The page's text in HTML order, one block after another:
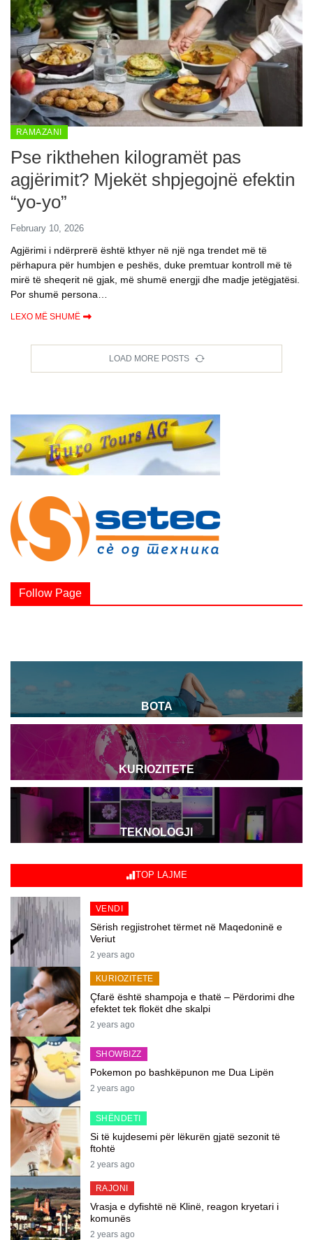
RAMAZANI
Pse rikthehen kilogramët pas
agjërimit? Mjekët shpjegojnë efektin
“yo-yo”
February 10, 2026
Agjërimi i ndërprerë është kthyer në një nga trendet më të
përhapura për humbjen e peshës, duke premtuar kontroll më të
mirë të sheqerit në gjak, më shumë energji dhe madje jetëgjatësi.
Por shumë persona…
LEXO MË SHUMË
LOAD MORE POSTS
Follow Page
BOTA
KURIOZITETE
TEKNOLOGJI
TOP LAJME
VENDI
Sërish regjistrohet tërmet në Maqedoninë e
Veriut
2 years ago
KURIOZITETE
Çfarë është shampoja e thatë – Përdorimi dhe
efektet tek flokët dhe skalpi
2 years ago
SHOWBIZZ
Pokemon po bashkëpunon me Dua Lipën
2 years ago
SHËNDETI
Si të kujdesemi për lëkurën gjatë sezonit të
ftohtë
2 years ago
RAJONI
Vrasja e dyfishtë në Klinë, reagon kryetari i
komunës
2 years ago